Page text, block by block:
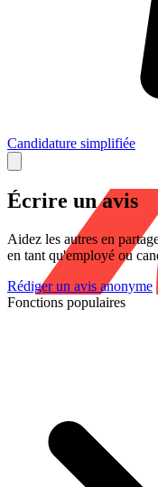
Candidature simplifiée
Écrire un avis
Aidez les autres en
en tant qu'employé ou
Rédiger un avis anonyme
Fonctions populaires